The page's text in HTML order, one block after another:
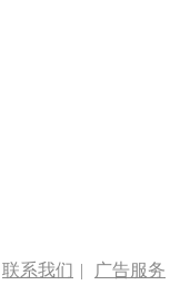
联系我们 | 广告服务